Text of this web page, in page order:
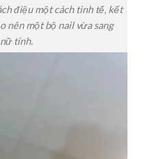
điệu một cách tinh tế, kết
nên một bộ nail vừa sang
tính.